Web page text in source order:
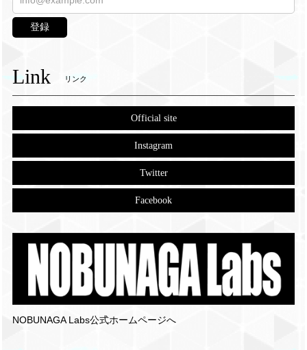
登録
Link リンク
Official site
Instagram
Twitter
Facebook
NOBUNAGA Labs公式ホームページへ